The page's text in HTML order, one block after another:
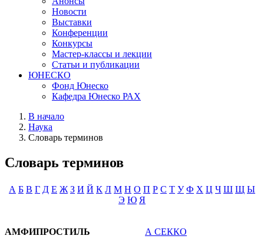
Новости
Выставки
Конференции
Конкурсы
Мастер-классы и лекции
Статьи и публикации
ЮНЕСКО
Фонд Юнеско
Кафедра Юнеско РАХ
В начало
Наука
Словарь терминов
Словарь терминов
А Б В Г Д Е Ж З И Й К Л М Н О П Р С Т У Ф Х Ц Ч Ш Щ Ы
Э Ю Я
АМФИПРОСТИЛЬ
А СЕККО